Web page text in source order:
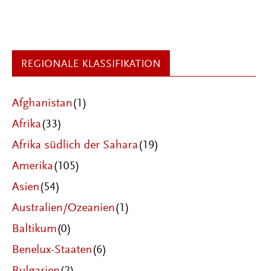
REGIONALE KLASSIFIKATION
Afghanistan(1)
Afrika(33)
Afrika südlich der Sahara(19)
Amerika(105)
Asien(54)
Australien/Ozeanien(1)
Baltikum(0)
Benelux-Staaten(6)